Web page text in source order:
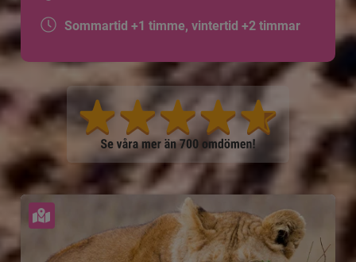
Sommartid +1 timme, vintertid +2 timmar